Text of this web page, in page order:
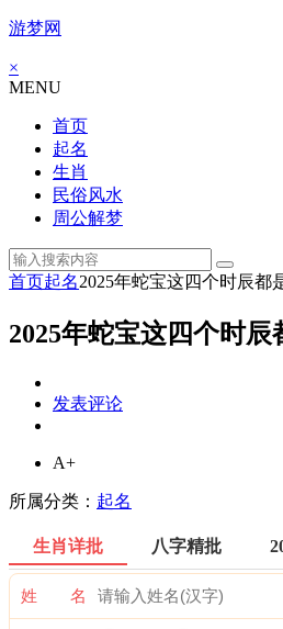
游梦网
×
MENU
首页
起名
生肖
民俗风水
周公解梦
首页起名2025年蛇宝这四个时辰都
2025年蛇宝这四个时
发表评论
A+
所属分类： 起名
生肖详批 八字精批
姓 名